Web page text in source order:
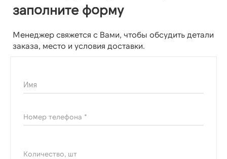
заполните форму
Менеджер свяжется с Вами, чтобы обсудить детали
заказа, место и условия доставки.
Имя
Номер телефона *
Количество, шт